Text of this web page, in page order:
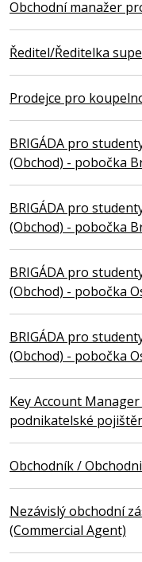
Obchodní manažer
Ředitel/Ředitelka
Prodejce pro
BRIGÁDA pro
(Obchod) - pobočka
BRIGÁDA pro
(Obchod) - pobočka
BRIGÁDA pro
(Obchod) - pobočka
BRIGÁDA pro
(Obchod) - pobočka
Key Account
podnikatelské
Obchodník /
Nezávislý obchodní
(Commercial Agent)